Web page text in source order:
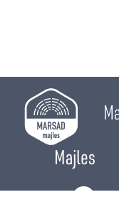
Majles